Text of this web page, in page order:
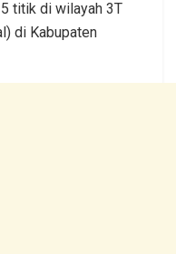
titik di wilayah 3T
di Kabupaten